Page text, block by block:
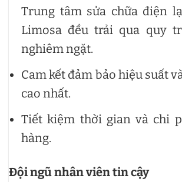
Trung tâm sửa chữa điện
Limosa đều trải qua quy
nghiêm ngặt.
Cam kết đảm bảo hiệu suất
cao nhất.
Tiết kiệm thời gian và chi
hàng.
Đội ngũ nhân viên tin cậy